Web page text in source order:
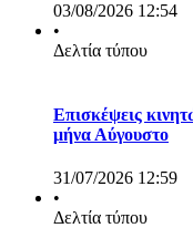
03/08/2026 12:54
•
Δελτία τύπου
Επισκέψεις
μήνα Αύγουστο
31/07/2026 12:59
•
Δελτία τύπου